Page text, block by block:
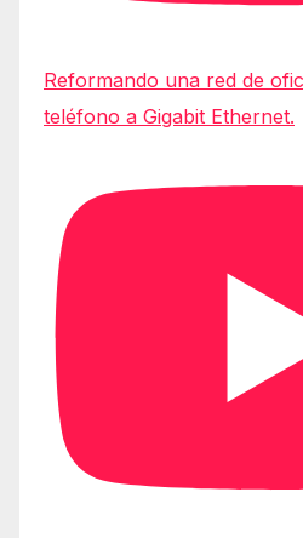
Reformando una red de
teléfono a Gigabit Ethernet.